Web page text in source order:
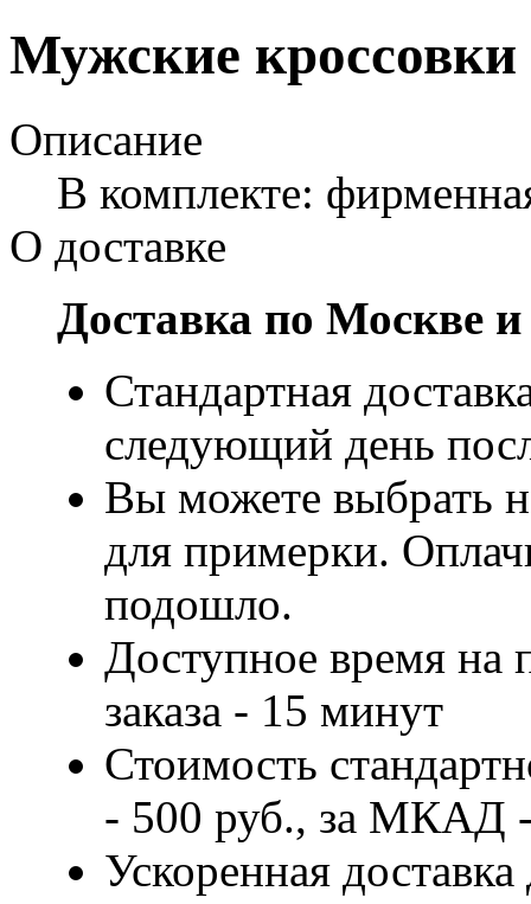
Мужские
Описание
В комплекте:
О доставке
Доставка по Москве
Стандартная
следующий день
Вы можете выбрать
для примерки.
подошло.
Доступное время на
заказа - 15 минут
Стоимость
- 500 руб., за МКАД
Ускоренная